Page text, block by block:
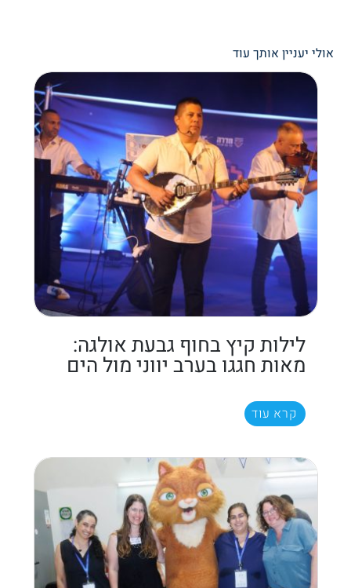
אולי יעניין אותך עוד
לילות קיץ בחוף גבעת אולגה:
מאות חגגו בערב יווני מול הים
קרא עוד